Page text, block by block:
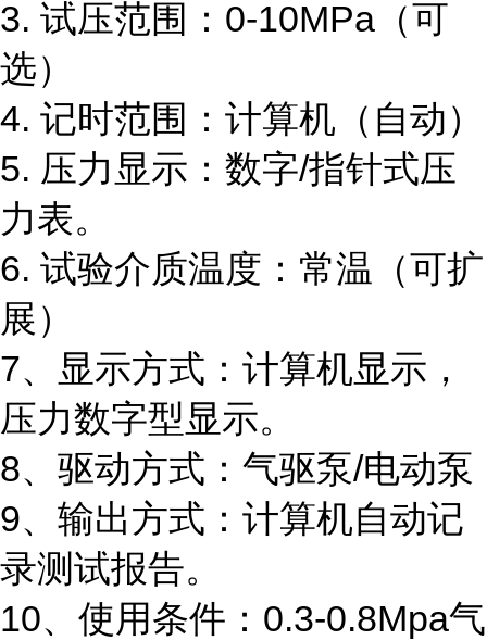
3. 试压范围： 0-10MPa （可
选）
4. 记时范围：计算机（自动）
5. 压力显示：数字/指针式压
力表。
6. 试验介质温度：常温（可扩
展）
7、显示方式：计算机显示，
压力数字型显示。
8、驱动方式：气驱泵/电动泵
9、输出方式：计算机自动记
录测试报告。
10、使用条件： 0.3-0.8Mpa气